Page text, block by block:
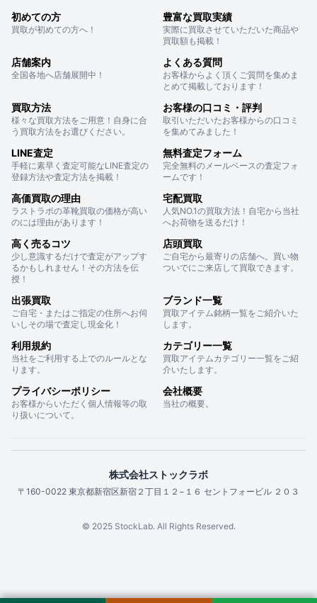
初めての方
買取が初めての方へ！
豊富な買取実績
実際に買取させていただいた商品や
買取額も掲載！
店舗案内
全国各地へ店舗展開中！
よくある質問
お客様からよく頂くご質問を集めま
とめて掲載しております！
買取方法
様々な買取方法をご用意！自身に合
う買取方法をお選びください。
お客様の口コミ・評判
取引いただいたお客様からの口コミ
を集めてみました！
LINE査定
手軽に素早く査定可能なLINE査定の
登録方法や査定方法を掲載！
無料査定フォーム
完全無料のメールベースの査定フォ
ームです！
高価買取の理由
ラストラボの革靴買取の価格が高い
のには理由があります！
宅配買取
人気NO.1の買取方法！自宅から当社
へお荷物を送るだけ！
高く売るコツ
少し意識するだけで査定がアップす
るかもしれません！その方法を伝
授！
店頭買取
ご自宅から最寄りの店舗へ。買い物
ついでにご来店して買取できます。
出張買取
ご自宅・またはご指定の住所へお伺
いしその場で査定し現金化！
ブランド一覧
買取アイテム銘柄一覧をご紹介いた
します。
利用規約
当社をご利用する上でのルールとな
ります。
カテゴリー一覧
買取アイテムカテゴリー一覧をご紹
介いたします。
プライバシーポリシー
お客様からいただく個人情報等の取
り扱いについて。
会社概要
当社の概要。
株式会社ストックラボ
〒160-0022 東京都新宿区新宿２丁目１２−１６ セントフォービル ２０３
© 2025 StockLab. All Rights Reserved.